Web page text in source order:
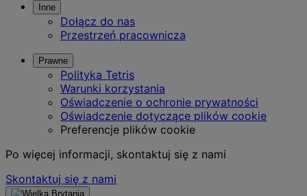
Inne
Dołącz do nas
Przestrzeń pracownicza
Prawne
Polityka Tetris
Warunki korzystania
Oświadczenie o ochronie prywatności
Oświadczenie dotyczące plików cookie
Preferencje plików cookie
Po więcej informacji, skontaktuj się z nami
Skontaktuj się z nami